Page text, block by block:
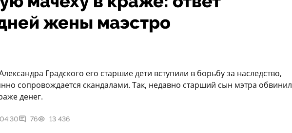
жены маэстро
Градского его старшие дети вступили в борьбу за наследство,
сопровождается скандалами. Так, недавно старший сын мэтра обвинил
денег.
76 13 436